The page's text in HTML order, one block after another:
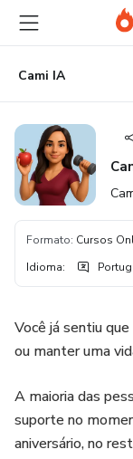
para
conteúdo
principal
para
pagamento
para
rodapé
Cami IA
Formato: Cursos
Idioma:
Você já sentiu
ou manter uma
A maioria das
suporte no
aniversário, no